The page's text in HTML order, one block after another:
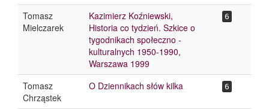
Tomasz
Mielczarek
Kazimierz Koźniewski,
Historia co tydzień. Szkice o
tygodnikach społeczno -
kulturalnych 1950-1990,
Warszawa 1999
6
Tomasz
Chrząstek
O Dziennikach słów kilka 6